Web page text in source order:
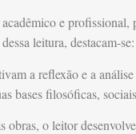
e profissional,
leitura, destacam-se:
a reflexão e a
bases filosóficas,
obras, o leitor